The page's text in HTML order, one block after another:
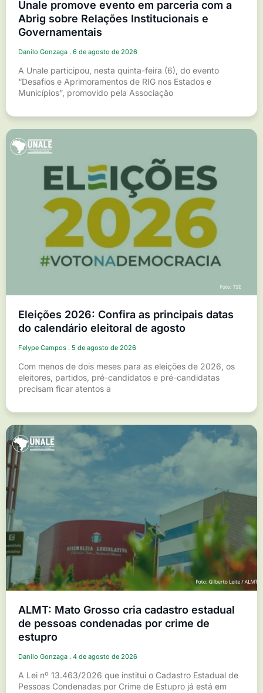
Unale promove evento em parceria com a
Abrig sobre Relações Institucionais e
Governamentais
Danilo Gonzaga 6 de agosto de 2026
A Unale participou, nesta quinta-feira (6), do evento
“Desafios e Aprimoramentos de RIG nos Estados e
Municípios”, promovido pela Associação
Eleições 2026: Confira as principais datas
do calendário eleitoral de agosto
Felype Campos 5 de agosto de 2026
Com menos de dois meses para as eleições de 2026, os
eleitores, partidos, pré-candidatos e pré-candidatas
precisam ficar atentos a
ALMT: Mato Grosso cria cadastro estadual
de pessoas condenadas por crime de
estupro
Danilo Gonzaga 4 de agosto de 2026
A Lei nº 13.463/2026 que institui o Cadastro Estadual de
Pessoas Condenadas por Crime de Estupro já está em